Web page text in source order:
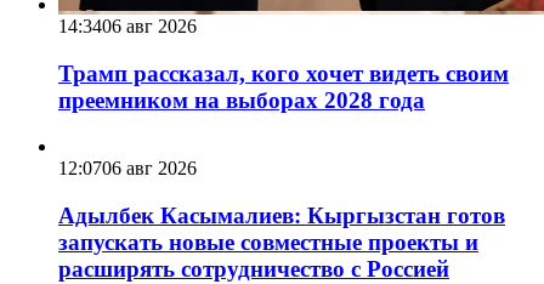
14:3406 авг 2026
Трамп рассказал, кого хочет видеть своим
преемником на выборах 2028 года
12:0706 авг 2026
Адылбек Касымалиев: Кыргызстан готов
запускать новые совместные проекты и
расширять сотрудничество с Россией